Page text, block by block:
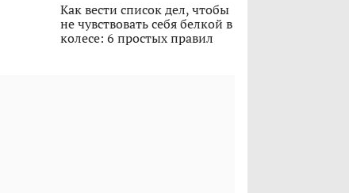
Как вести список дел, чтобы
не чувствовать себя белкой в
колесе: 6 простых правил